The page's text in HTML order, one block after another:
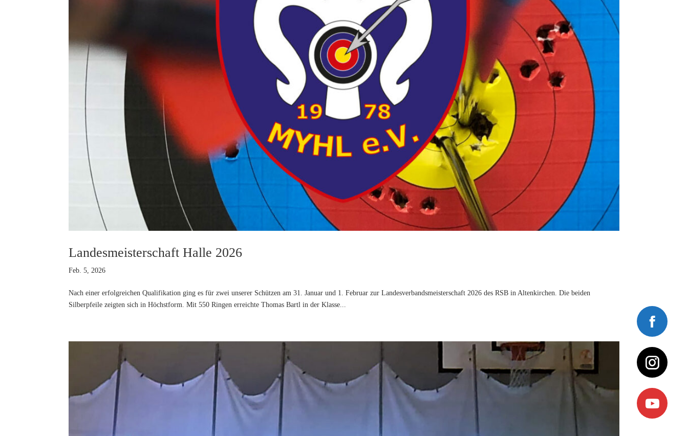
Landesmeisterschaft Halle 2026
Feb. 5, 2026
Nach einer erfolgreichen Qualifikation ging es für zwei unserer Schützen am 31. Januar und 1. Februar zur Landesverbandsmeisterschaft 2026 des RSB in Altenkirchen. Die beiden
Silberpfeile zeigten sich in Höchstform. Mit 550 Ringen erreichte Thomas Bartl in der Klasse...